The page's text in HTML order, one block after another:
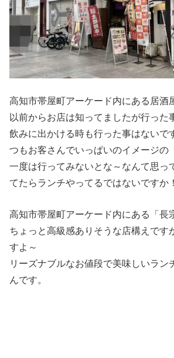
高知市帯屋町アーケード内にある居酒
以前からお店は知ってましたが行った
飲みに出かける時も行った事はないで
つもお客さんでいっぱいのイメージの
一度は行ってみないとな～なんて思っ
てたらランチやってるではないですか！
高知市帯屋町アーケード内にある「長
ちょっと高級感ありそうな店構えです
すよ～
リーズナブルなお値段で美味しいラン
んです。